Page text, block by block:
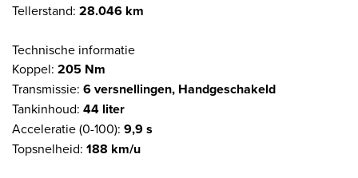
Tellerstand: 28.046 km
Technische informatie
Koppel: 205 Nm
Transmissie: 6 versnellingen, Handgeschakeld
Tankinhoud: 44 liter
Acceleratie (0-100): 9,9 s
Topsnelheid: 188 km/u